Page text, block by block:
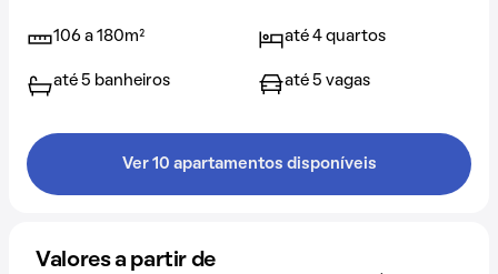
106 a 180m² até 4 quartos
até 5 banheiros até 5 vagas
Ver 10 apartamentos disponíveis
Valores a partir de